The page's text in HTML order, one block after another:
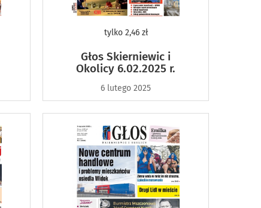
tylko2,46 zł
Głos Skierniewic i
Okolicy 6.02.2025 r.
6 lutego 2025